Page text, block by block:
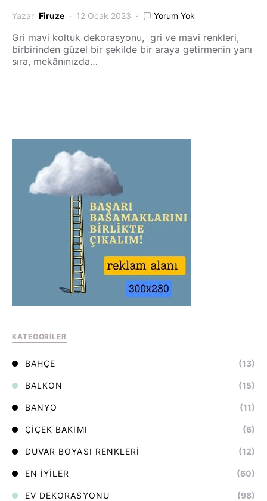
Yazar Firuze 12 Ocak 2023 Yorum Yok
Gri mavi koltuk dekorasyonu, gri ve mavi renkleri,
birbirinden güzel bir şekilde bir araya getirmenin yanı
sıra, mekânınızda…
KATEGORILER
BAHÇE (13)
BALKON (15)
BANYO (11)
ÇIÇEK BAKIMI (6)
DUVAR BOYASI RENKLERI (12)
EN İYILER (60)
EV DEKORASYONU (98)